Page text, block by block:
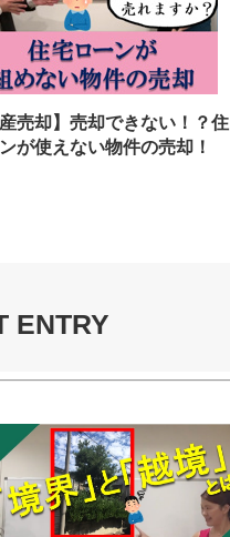
産売却】売却できない！？住
が使えない物件の売却！
ENTRY